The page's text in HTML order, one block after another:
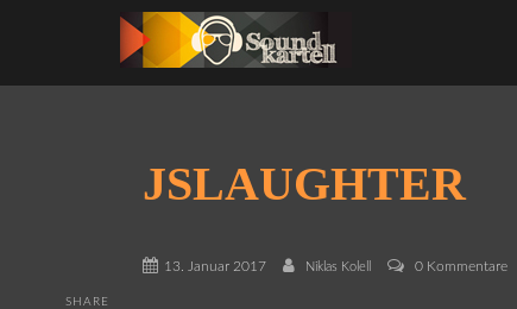
JSLAUGHTER
13. Januar 2017 Niklas Kolell 0 Kommentare
SHARE